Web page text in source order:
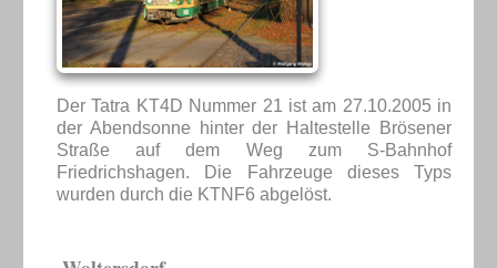
Der Tatra KT4D Nummer 21 ist am 27.10.2005 in
der Abendsonne hinter der Haltestelle Brösener
Straße auf dem Weg zum S-Bahnhof
Friedrichshagen. Die Fahrzeuge dieses Typs
wurden durch die KTNF6 abgelöst.